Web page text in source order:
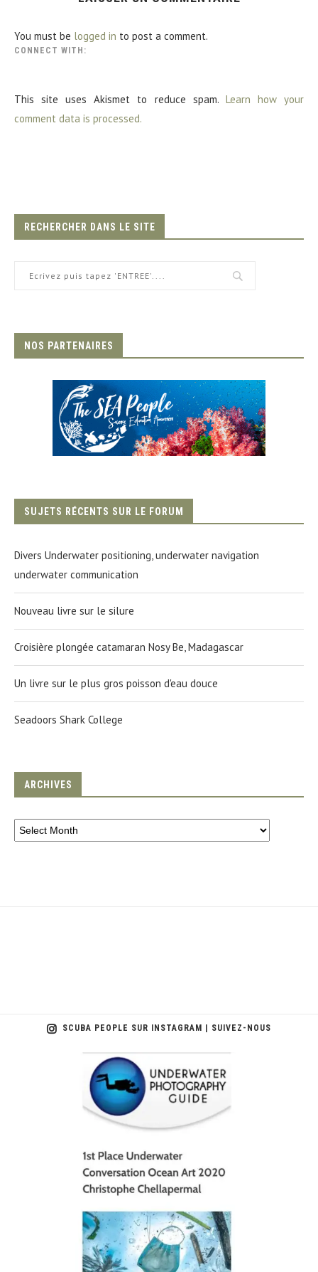
You must be logged in to post a comment.
CONNECT WITH:
This site uses Akismet to reduce spam. Learn how your
comment data is processed.
RECHERCHER DANS LE SITE
NOS PARTENAIRES
SUJETS RÉCENTS SUR LE FORUM
Divers Underwater positioning, underwater navigation
underwater communication
Nouveau livre sur le silure
Croisière plongée catamaran Nosy Be, Madagascar
Un livre sur le plus gros poisson d'eau douce
Seadoors Shark College
ARCHIVES
SCUBA PEOPLE SUR INSTAGRAM | SUIVEZ-NOUS
scuba_people_magazine